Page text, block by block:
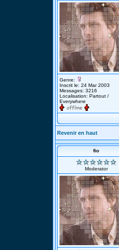
Genre:
Inscrit le: 24 Mar 2003
Messages: 3216
Localisation: Partout /
Everywhere
Revenir en haut
fio
Moderator